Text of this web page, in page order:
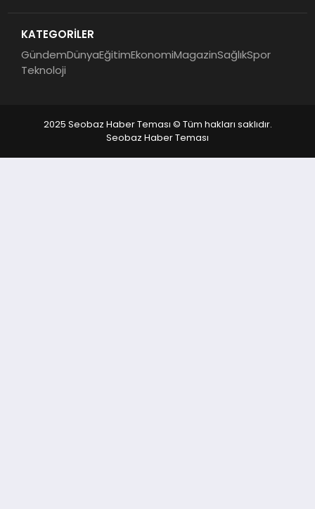
KATEGORİLER
GündemDünyaEğitimEkonomiMagazinSağlıkSpor
Teknoloji
2025 Seobaz Haber Teması © Tüm hakları saklıdır.
Seobaz Haber Teması